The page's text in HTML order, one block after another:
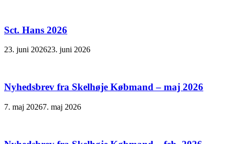
Sct. Hans 2026
23. juni 202623. juni 2026
Nyhedsbrev fra Skelhøje Købmand – maj 2026
7. maj 20267. maj 2026